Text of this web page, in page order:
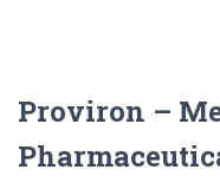
Proviron –